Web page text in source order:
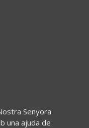
Senyora
una ajuda de